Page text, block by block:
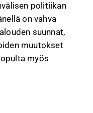
politiikan
on vahva
suunnat,
muutokset
myös